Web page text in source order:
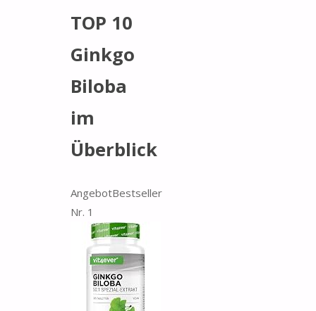
TOP 10
Ginkgo
Biloba
im
Überblick
AngebotBestseller
Nr. 1